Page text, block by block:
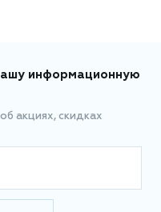
информационную
акциях, скидках